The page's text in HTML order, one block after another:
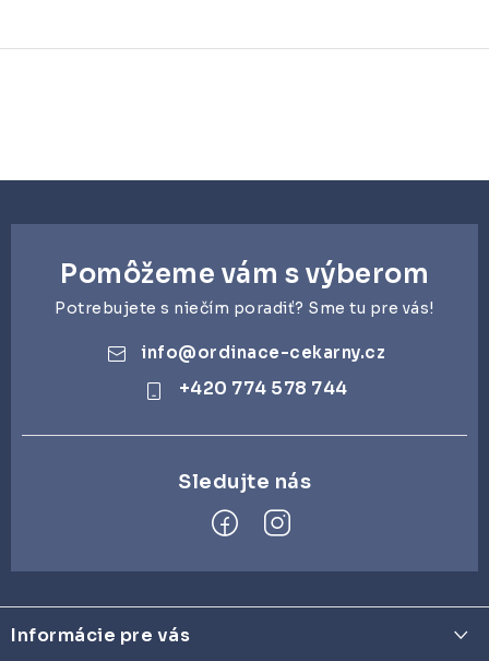
d
p
s
Pomôžeme vám s výberom
Potrebujete s niečím poradiť? Sme tu pre vás!
info@ordinace-cekarny.cz
+420 774 578 744
á
pInformácie pre vás